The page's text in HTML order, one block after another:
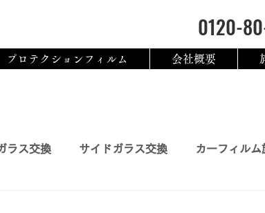
0120-
プロテクションフィルム 会社概要
ラス交換 サイドガラス交換 カーフィルム